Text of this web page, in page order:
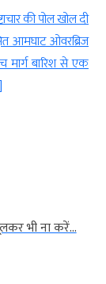
की पोल खोल दी
आमघाट ओवरब्रिज
मार्ग बारिश से एक
भी ना करें...